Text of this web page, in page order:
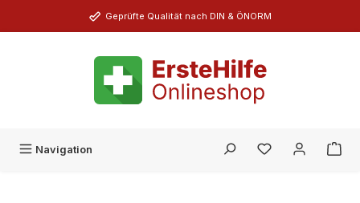
Zum Hauptinhalt springenGeprüfte Qualität nach DIN & ÖNORM
Navigation Du hast 0